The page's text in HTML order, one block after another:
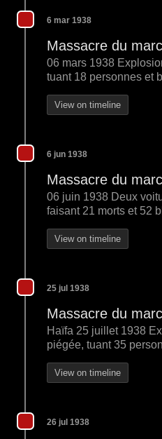
6 mar 1938
Massacre du
06 mars 1938
tuant 18 personnes et
View on timeline
6 jun 1938
Massacre du
06 juin 1938 Deux
faisant 21 morts et 52
View on timeline
25 jul 1938
Massacre du
Haïfa 25 juillet 1938
piégée, tuant 35
View on timeline
26 jul 1938